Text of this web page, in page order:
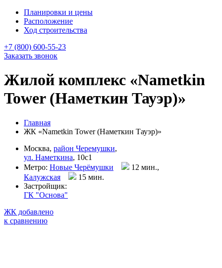
Планировки и цены
Расположение
Ход строительства
+7 (800) 600-55-23
Заказать звонок
Жилой комплекс «Nametkin
Tower (Наметкин Тауэр)»
Главная
ЖК «Nametkin Tower (Наметкин Тауэр)»
Москва, район Черемушки,
ул. Наметкина, 10с1
Метро: Новые Черёмушки
12 мин.,
Калужская
15 мин.
Застройщик:
ГК "Основа"
ЖК добавлено
к сравнению